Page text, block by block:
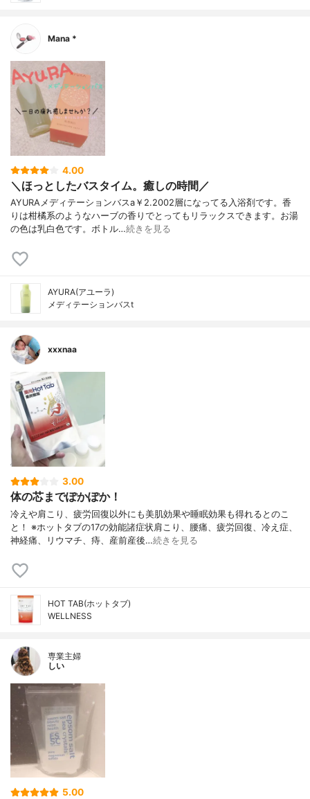
Mana *
4.00
＼ほっとしたバスタイム。癒しの時間／
AYURAメディテーションバスa￥2.2002層になってる入浴剤です。香
りは柑橘系のようなハーブの香りでとってもリラックスできます。お湯
の色は乳白色です。ボトル…続きを見る
AYURA(アユーラ)
メディテーションバスt
xxxnaa
3.00
体の芯までぽかぽか！
冷えや肩こり、疲労回復以外にも美肌効果や睡眠効果も得れるとのこ
と！ ※ホットタブの17の効能諸症状肩こり、腰痛、疲労回復、冷え症、
神経痛、リウマチ、痔、産前産後…続きを見る
HOT TAB(ホットタブ)
WELLNESS
専業主婦
しい
5.00